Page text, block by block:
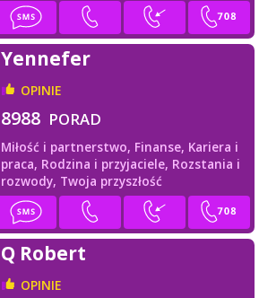
Yennefer
OPINIE
8988 PORAD
Miłość i partnerstwo, Finanse, Kariera i
praca, Rodzina i przyjaciele, Rozstania i
rozwody, Twoja przyszłość
Q Robert
OPINIE